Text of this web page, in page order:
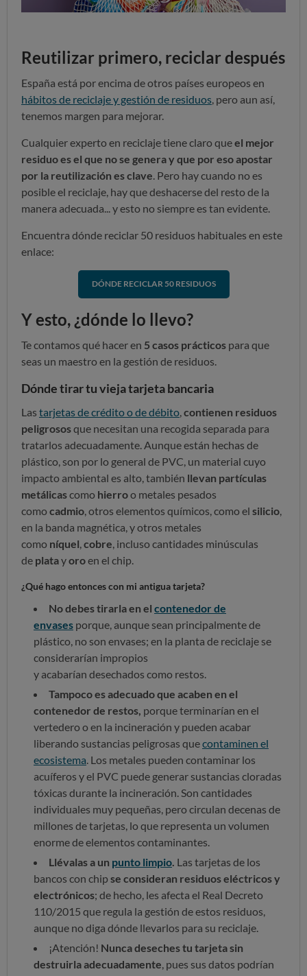
Reutilizar primero, reciclar después
España está por encima de otros países europeos en
hábitos de reciclaje y gestión de residuos , pero aun así,
tenemos margen para mejorar.
Cualquier experto en reciclaje tiene claro queel mejor
residuo es el que no se genera y que por eso apostar
por la reutilización es clave . Pero hay cuando no es
posible el reciclaje, hay que deshacerse del resto de la
manera adecuada... y esto no siempre es tan evidente.
Encuentra dónde reciclar 50 residuos habituales en este
enlace:
DÓNDE RECICLAR 50 RESIDUOS
Y esto, ¿dónde lo llevo?
Te contamos qué hacer en 5 casos prácticos para que
seas un maestro en la gestión de residuos.
Dónde tirar tu vieja tarjeta bancaria
Las tarjetas de crédito o de débito contienen residuos
peligrososque necesitan una recogida separada para
tratarlos adecuadamente. Aunque están hechas de
plástico, son por lo general de PVC, un material cuyo
impacto ambiental es alto, también llevan partículas
metálicascomo hierroo metales pesados
como cadmio , otros elementos químicos, como el silicio
en la banda magnética, y otros metales
como níquel cobre , incluso cantidades minúsculas
de platayoroen el chip.
¿Qué hago entonces con mi antigua tarjeta?
No debes tirarla en el contenedor de
envases porque, aunque sean principalmente de
plástico, no son envases; en la planta de reciclaje se
considerarían impropios
y acabarían desechados como restos.
Tampoco es adecuado que acaben en el
contenedor de restos, porque terminarían en el
vertedero o en la incineración y pueden acabar
liberando sustancias peligrosas quecontaminen el
ecosistema . Los metales pueden contaminar los
acuíferos y el PVC puede generar sustancias cloradas
tóxicas durante la incineración. Son cantidades
individuales muy pequeñas, pero circulan decenas de
millones de tarjetas, lo que representa un volumen
enorme de elementos contaminantes.
Llévalas a un punto limpio Las tarjetas de los
bancos con chip se consideran residuos eléctricos y
electrónicos; de hecho, les afecta el Real Decreto
110/2015 que regula la gestión de estos residuos,
aunque no diga dónde llevarlos para su reciclaje.
¡Atención! Nunca deseches tu tarjeta sin
destruirla adecuadamente , pues sus datos podrían